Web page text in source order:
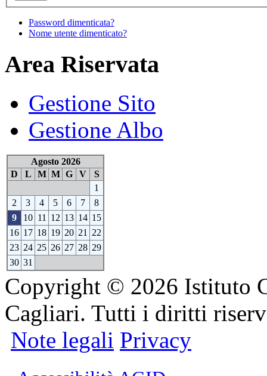
Password dimenticata?
Nome utente dimenticato?
Area Riservata
Gestione Sito
Gestione Albo
Agosto 2026
D
L M M G V
S
1
2
3 4 5 6 7
8
9
10 11 12 13 14 15
16 17 18 19 20 21
22
23 24 25 26 27 28 29
30 31
Copyright © 2026 Istituto
Cagliari. Tutti i diritti
Note legali Privacy